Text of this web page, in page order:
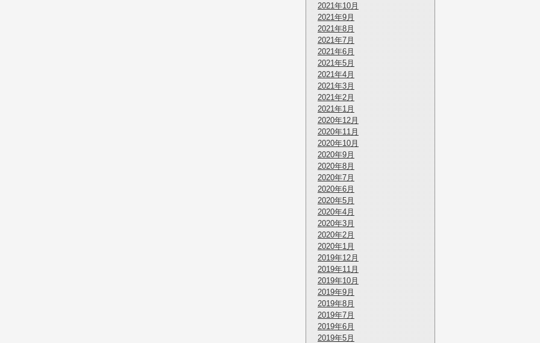
2021年10月
2021年9月
2021年8月
2021年7月
2021年6月
2021年5月
2021年4月
2021年3月
2021年2月
2021年1月
2020年12月
2020年11月
2020年10月
2020年9月
2020年8月
2020年7月
2020年6月
2020年5月
2020年4月
2020年3月
2020年2月
2020年1月
2019年12月
2019年11月
2019年10月
2019年9月
2019年8月
2019年7月
2019年6月
2019年5月